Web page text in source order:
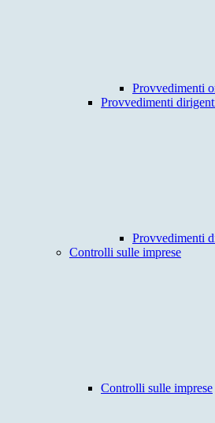
Provvedimenti
Provvedimenti
Provvedimenti
Controlli sulle imprese
Controlli sulle imprese